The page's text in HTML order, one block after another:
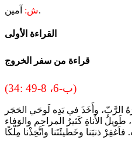
ش:آمين.
القراءة الأولى
قراءة من سفر الخروج
(34: 4ب-6، 8-9)